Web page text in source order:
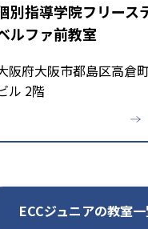
別指導学院フリース
ルファ前教室
阪府大阪市都島区高倉
ル 2階
ECCジュニアの教室